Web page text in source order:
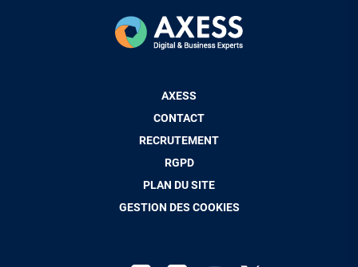
AXESS
CONTACT
RECRUTEMENT
RGPD
PLAN DU SITE
GESTION DES COOKIES